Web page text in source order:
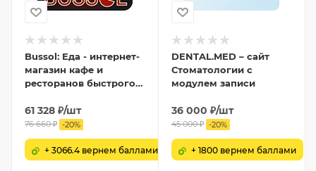
Bussol: Еда - интернет-
магазин кафе и
ресторанов быстрого
61 328 ₽/шт
76 660₽ -20%
+ 3066.4 вернем баллами
DENTAL.MED – сайт
Стоматологии с
модулем записи
36 000 ₽/шт
45 000₽ -20%
+ 1800 вернем баллами